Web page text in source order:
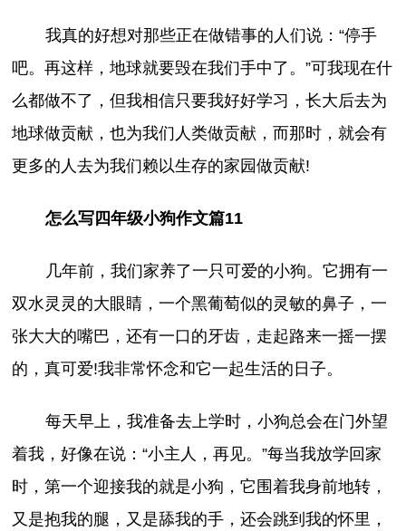
我真的好想对那些正在做错事的人们说：“停手
吧。再这样，地球就要毁在我们手中了。”可我现在什
么都做不了，但我相信只要我好好学习，长大后去为
地球做贡献，也为我们人类做贡献，而那时，就会有
更多的人去为我们赖以生存的家园做贡献!
怎么写四年级小狗作文篇11
几年前，我们家养了一只可爱的小狗。它拥有一
双水灵灵的大眼睛，一个黑葡萄似的灵敏的鼻子，一
张大大的嘴巴，还有一口的牙齿，走起路来一摇一摆
的，真可爱!我非常怀念和它一起生活的日子。
每天早上，我准备去上学时，小狗总会在门外望
着我，好像在说：“小主人，再见。”每当我放学回家
时，第一个迎接我的就是小狗，它围着我身前地转，
又是抱我的腿，又是舔我的手，还会跳到我的怀里，